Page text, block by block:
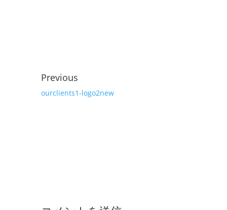
Previous
ourclients1-logo2new